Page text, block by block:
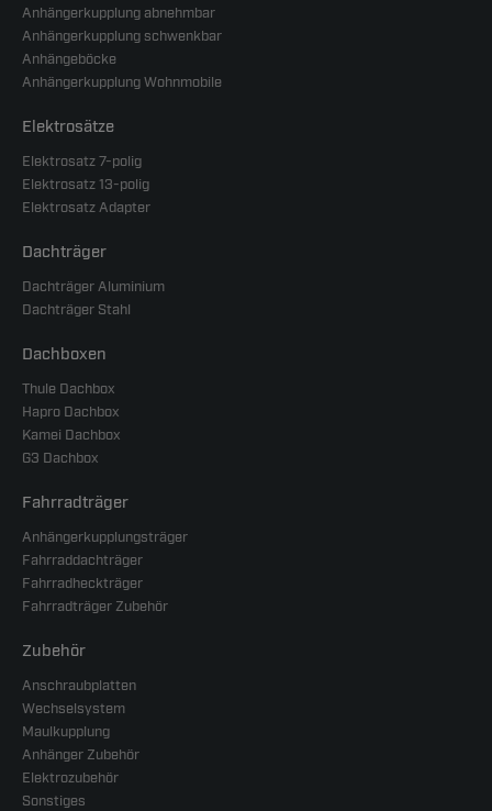
Anhängerkupplung abnehmbar
Anhängerkupplung schwenkbar
Anhängeböcke
Anhängerkupplung Wohnmobile
Elektrosätze
Elektrosatz 7-polig
Elektrosatz 13-polig
Elektrosatz Adapter
Dachträger
Dachträger Aluminium
Dachträger Stahl
Dachboxen
Thule Dachbox
Hapro Dachbox
Kamei Dachbox
G3 Dachbox
Fahrradträger
Anhängerkupplungsträger
Fahrraddachträger
Fahrradheckträger
Fahrradträger Zubehör
Zubehör
Anschraubplatten
Wechselsystem
Maulkupplung
Anhänger Zubehör
Elektrozubehör
Sonstiges